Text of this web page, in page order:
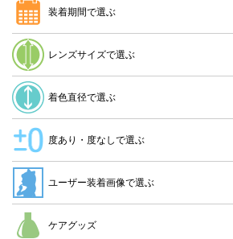
装着期間で選ぶ
レンズサイズで選ぶ
着色直径で選ぶ
度あり・度なしで選ぶ
ユーザー装着画像で選ぶ
ケアグッズ